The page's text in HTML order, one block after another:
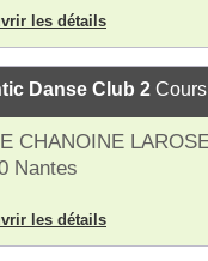
les détails
Danse Club 2
CHANOINE
Nantes
les détails